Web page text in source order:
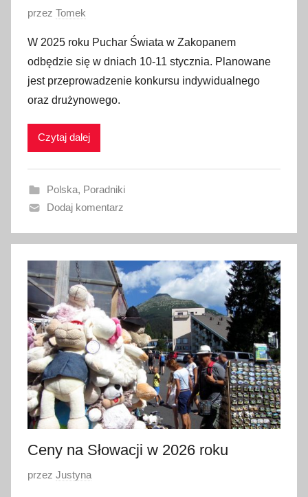
O
u
b
l
i
w
n
o
0
s
t
y
c
z
n
i
a
2
0
przez Tomek
W 2025 roku Puchar Świata w Zakopanem
odbędzie się w dniach 10-11 stycznia. Planowane
jest przeprowadzenie konkursu indywidualnego
oraz drużynowego.
Czytaj dalej
Polska, Poradniki
Dodaj komentarz
Ceny na Słowacji w 2026 roku
O
przez Justyna